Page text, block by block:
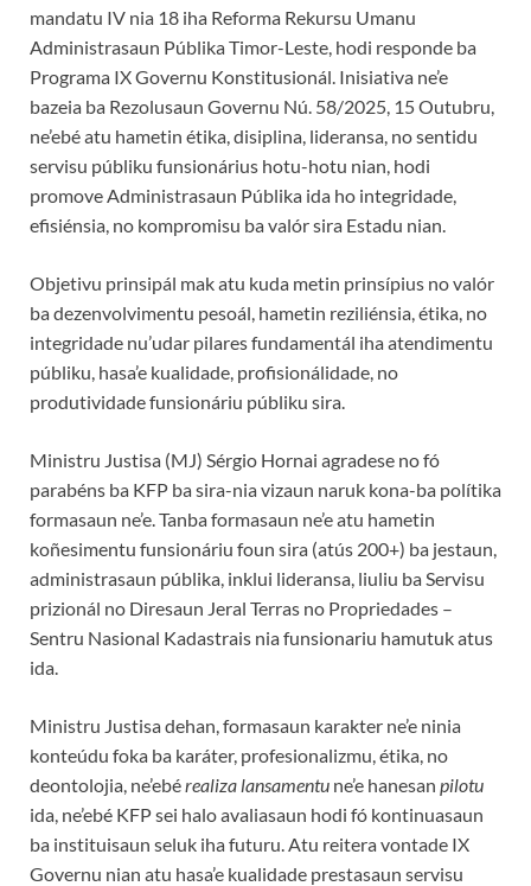
mandatu IV nia 18 iha Reforma Rekursu Umanu
Administrasaun Públika Timor-Leste, hodi responde ba
Programa IX Governu Konstitusionál. Inisiativa ne’e
bazeia ba Rezolusaun Governu Nú. 58/2025, 15 Outubru,
ne’ebé atu hametin étika, disiplina, lideransa, no sentidu
servisu públiku funsionárius hotu-hotu nian, hodi
promove Administrasaun Públika ida ho integridade,
efisiénsia, no kompromisu ba valór sira Estadu nian.
Objetivu prinsipál mak atu kuda metin prinsípius no valór
ba dezenvolvimentu pesoál, hametin reziliénsia, étika, no
integridade nu’udar pilares fundamentál iha atendimentu
públiku, hasa’e kualidade, profisionálidade, no
produtividade funsionáriu públiku sira.
Ministru Justisa (MJ) Sérgio Hornai agradese no fó
parabéns ba KFP ba sira-nia vizaun naruk kona-ba polítika
formasaun ne’e. Tanba formasaun ne’e atu hametin
koñesimentu funsionáriu foun sira (atús 200+) ba jestaun,
administrasaun públika, inklui lideransa, liuliu ba Servisu
prizionál no Diresaun Jeral Terras no Propriedades –
Sentru Nasional Kadastrais nia funsionariu hamutuk atus
ida.
Ministru Justisa dehan, formasaun karakter ne’e ninia
konteúdu foka ba karáter, profesionalizmu, étika, no
deontolojia, ne’ebérealiza lansamentu ne’e hanesan pilotu
ida, ne’ebé KFP sei halo avaliasaun hodi fó kontinuasaun
ba instituisaun seluk iha futuru. Atu reitera vontade IX
Governu nian atu hasa’e kualidade prestasaun servisu